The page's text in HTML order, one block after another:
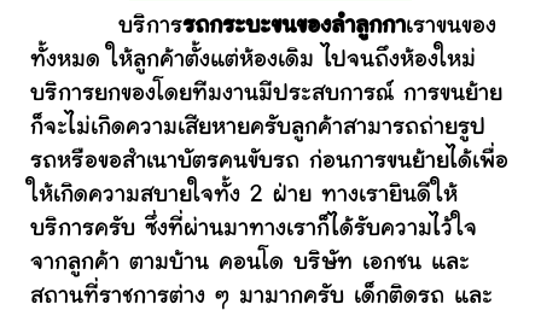
บริการรถกระบะขนของลำลูกกาเราขนของ
ทั้งหมด ให้ลูกค้าตั้งแต่ห้องเดิม ไปจนถึงห้องใหม่
บริการยกของโดยทีมงานมีประสบการณ์ การขนย้าย
ก็จะไม่เกิดความเสียหายครับลูกค้าสามารถถ่ายรูป
รถหรือขอสำเนาบัตรคนขับรถ ก่อนการขนย้ายได้เพื่อ
ให้เกิดความสบายใจทั้ง 2 ฝ่าย ทางเรายินดีให้
บริการครับ ซึ่งที่ผ่านมาทางเราก็ได้รับความไว้ใจ
จากลูกค้า ตามบ้าน คอนโด บริษัท เอกชน และ
สถานที่ราชการต่าง ๆ มามากครับ เด็กติดรถ และ